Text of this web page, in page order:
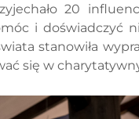
20
i doświadczyć
stanowiła
się w